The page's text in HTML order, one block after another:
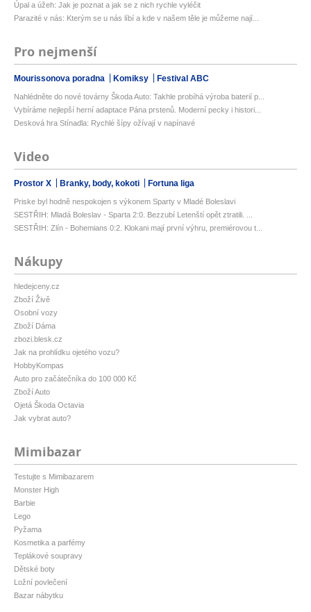
Úpal a úžeh: Jak je poznat a jak se z nich rychle vyléčit
Parazité v nás: Kterým se u nás líbí a kde v našem těle je můžeme nají...
Pro nejmenší
Mourissonova poradna Komiksy Festival ABC
Nahlédněte do nové továrny Škoda Auto: Takhle probíhá výroba baterií p...
Vybíráme nejlepší herní adaptace Pána prstenů. Moderní pecky i histori...
Desková hra Stínadla: Rychlé šípy ožívají v napínavé
Video
Prostor X Branky, body, kokoti Fortuna liga
Priske byl hodně nespokojen s výkonem Sparty v Mladé Boleslavi
SESTŘIH: Mladá Boleslav - Sparta 2:0. Bezzubí Letenští opět ztratili. ...
SESTŘIH: Zlín - Bohemians 0:2. Klokani mají první výhru, premiérovou t...
Nákupy
hledejceny.cz
Zboží Živě
Osobní vozy
Zboží Dáma
zbozi.blesk.cz
Jak na prohlídku ojetého vozu?
HobbyKompas
Auto pro začátečníka do 100 000 Kč
Zboží Auto
Ojetá Škoda Octavia
Jak vybrat auto?
Mimibazar
Testujte s Mimibazarem
Monster High
Barbie
Lego
Pyžama
Kosmetika a parfémy
Teplákové soupravy
Dětské boty
Ložní povlečení
Bazar nábytku